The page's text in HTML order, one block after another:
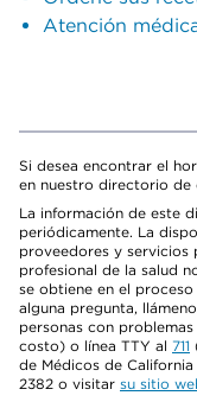
Atención
Si desea encontrar el
en nuestro directorio de
La información de este
periódicamente. La
proveedores y servicios
profesional de la salud
se obtiene en el
alguna pregunta,
personas con
costo) o línea TTY al 711
de Médicos de
2382 o visitar su sitio